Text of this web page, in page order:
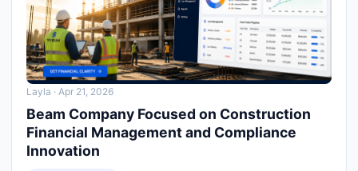
Layla · Apr 21, 2026
Beam Company Focused on Construction
Financial Management and Compliance
Innovation